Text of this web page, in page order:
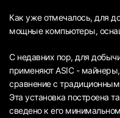
Как уже отмечалось, для
мощные компьютеры,
С недавних пор, для
применяют ASIC -
сравнение с
Эта установка построена
сведено к его